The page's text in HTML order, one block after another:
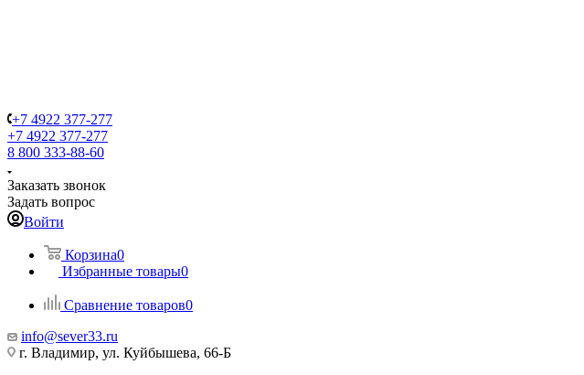
+7 4922 377-277
+7 4922 377-277
8 800 333-88-60
Заказать звонок
Задать вопрос
Войти
Корзина0
Избранные товары0
Сравнение товаров0
info@sever33.ru
г. Владимир, ул. Куйбышева, 66-Б